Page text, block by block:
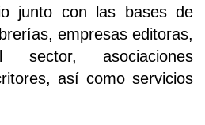
junto con las bases de
empresas editoras,
sector, asociaciones
así como servicios